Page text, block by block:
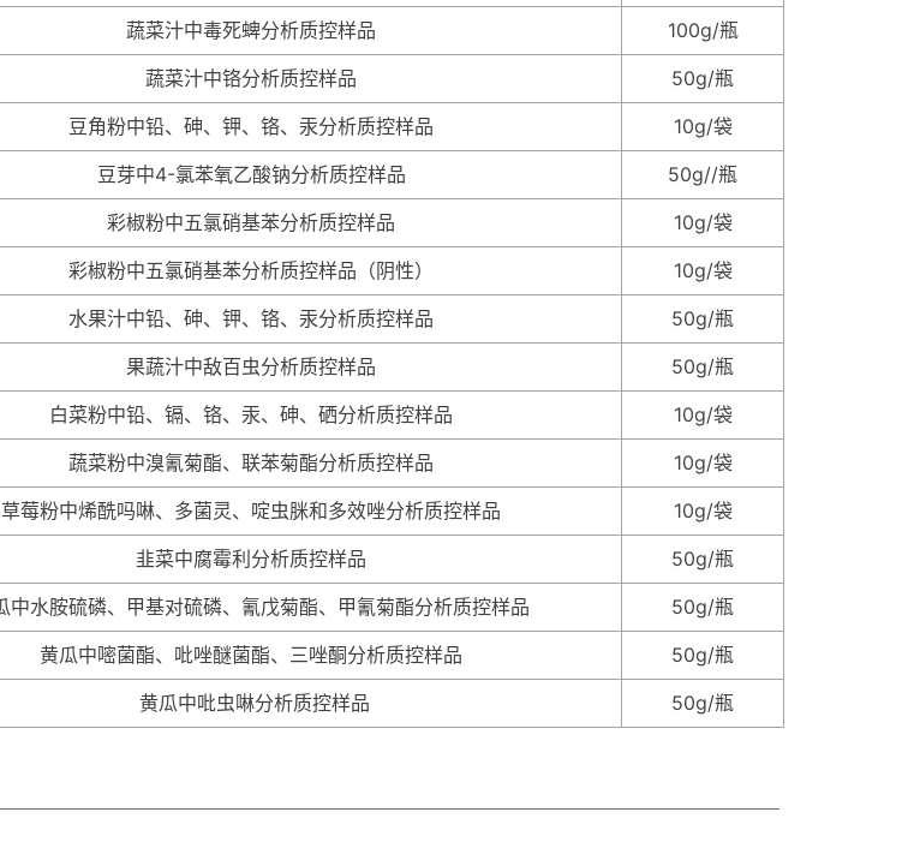
蔬菜汁中毒死蜱分析质控样品
100g/瓶
蔬菜汁中铬分析质控样品
50g/瓶
豆角粉中铅、砷、钾、铬、汞分析质控样品
10g/袋
豆芽中4-氯苯氧乙酸钠分析质控样品
50g//瓶
彩椒粉中五氯硝基苯分析质控样品
10g/袋
彩椒粉中五氯硝基苯分析质控样品（阴性）
10g/袋
水果汁中铅、砷、钾、铬、汞分析质控样品
50g/瓶
果蔬汁中敌百虫分析质控样品
50g/瓶
白菜粉中铅、镉、铬、汞、砷、硒分析质控样品
10g/袋
蔬菜粉中溴氰菊酯、联苯菊酯分析质控样品
10g/袋
草莓粉中烯酰吗啉、多菌灵、啶虫脒和多效唑分析质控样品
10g/袋
韭菜中腐霉利分析质控样品
50g/瓶
中水胺硫磷、甲基对硫磷、氰戊菊酯、甲氰菊酯分析质控样品
50g/瓶
黄瓜中嘧菌酯、吡唑醚菌酯、三唑酮分析质控样品
50g/瓶
黄瓜中吡虫啉分析质控样品 50g/瓶